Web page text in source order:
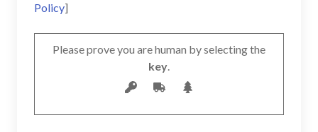
Policy]
Please prove you are human by selecting the
key.